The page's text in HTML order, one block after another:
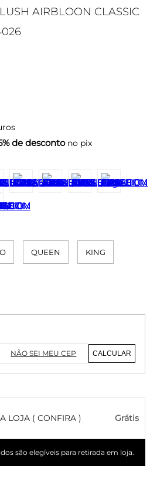
AIRBLOON CLASSIC
de descontono pix
QUEEN KING
NÃO SEI MEU CEP CALCULAR
LOJA ( CONFIRA ) Grátis
são elegíveis para retirada em loja.